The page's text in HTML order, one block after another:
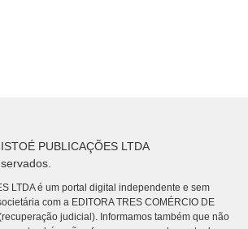
PUBLICAÇÕES LTDA
LTDA é um portal digital independente e sem
com a EDITORA TRES COMÉRCIO DE
judicial). Informamos também que não